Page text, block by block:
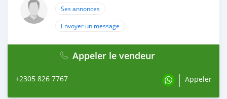
Ses annonces
Envoyer un message
Appeler le vendeur
+2305 826 7767 Appeler